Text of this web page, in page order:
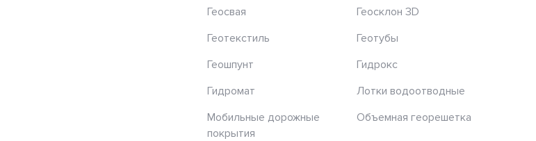
Геосвая
Геосклон 3D
Геотекстиль
Геотубы
Геошпунт
Гидрокс
Гидромат
Лотки водоотводные
Мобильные дорожные
покрытия
Объемная георешетка